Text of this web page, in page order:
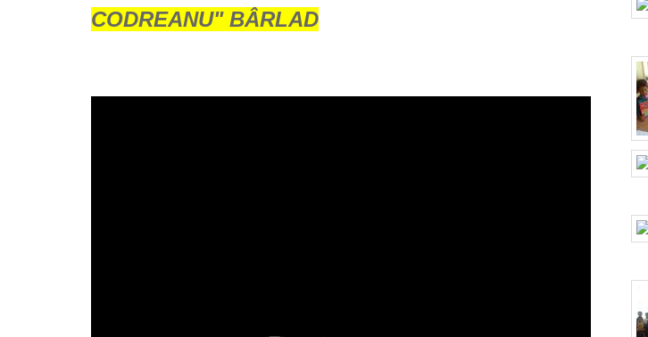
CODREANU" BÂRLAD